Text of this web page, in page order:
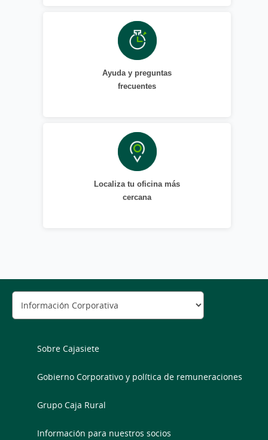
Ayuda y preguntas
frecuentes
Localiza tu oficina más
cercana
Sobre Cajasiete
Gobierno Corporativo y política de remuneraciones
Grupo Caja Rural
Información para nuestros socios